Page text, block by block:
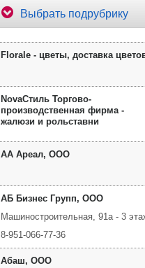
Выбрать подрубрику
Florale - цветы, доставка
NovaСтиль Торгово-
производственная фирма -
жалюзи и рольставни
АА Ареал, ООО
АБ Бизнес Групп, ООО
Машиностроительная, 91а - 3
8-951-066-77-36
Абаш, ООО